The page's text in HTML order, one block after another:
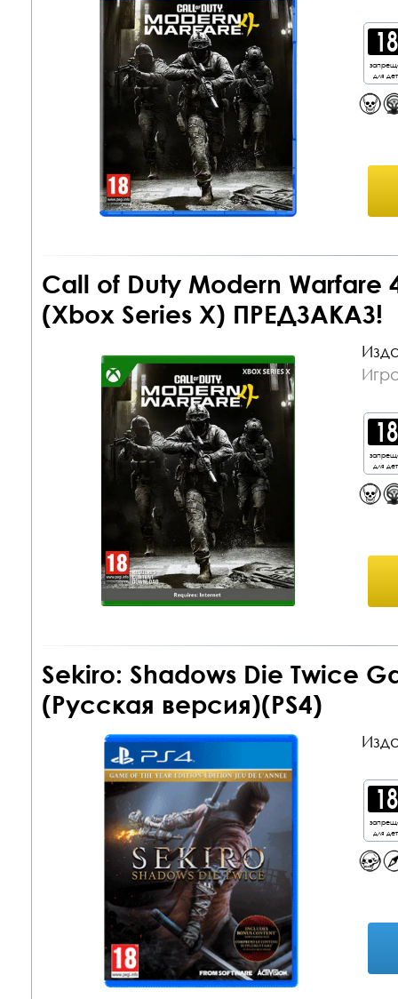
для
Call of Duty Modern Warfare
(Xbox Series X) ПРЕДЗАКАЗ!
для
Sekiro: Shadows Die Twice
(Русская версия)(PS4)
для